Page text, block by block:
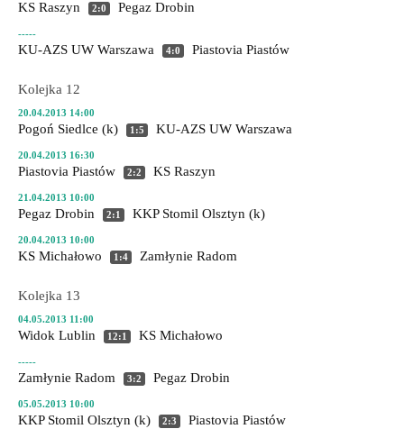
KS Raszyn 2:0 Pegaz Drobin
-----
KU-AZS UW Warszawa 4:0 Piastovia Piastów
Kolejka 12
20.04.2013 14:00
Pogoń Siedlce (k) 1:5 KU-AZS UW Warszawa
20.04.2013 16:30
Piastovia Piastów 2:2 KS Raszyn
21.04.2013 10:00
Pegaz Drobin 2:1 KKP Stomil Olsztyn (k)
20.04.2013 10:00
KS Michałowo 1:4 Zamłynie Radom
Kolejka 13
04.05.2013 11:00
Widok Lublin 12:1 KS Michałowo
-----
Zamłynie Radom 3:2 Pegaz Drobin
05.05.2013 10:00
KKP Stomil Olsztyn (k) 2:3 Piastovia Piastów